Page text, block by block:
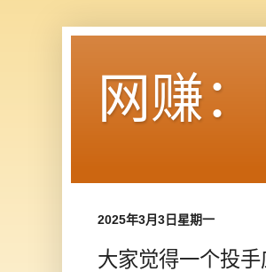
网赚
2025年3月3日星期一
大家觉得一个投